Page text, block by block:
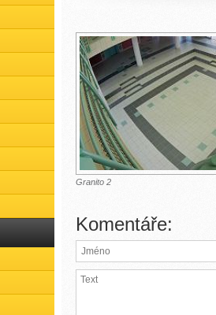
Granito 2
Komentáře: